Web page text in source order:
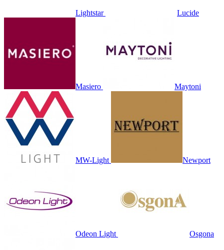
Lightstar Lucide
Masiero Maytoni
MW-Light Newport
Odeon Light Osgona